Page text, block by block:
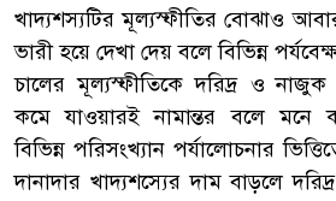
খাদ্যশস্যটির মূল্যস্ফীতির বোঝাও
ভারী হয়ে দেখা দেয় বলে বিভিন্ন
চালের মূল্যস্ফীতিকে দরিদ্র ও
কমে যাওয়ারই নামান্তর বলে মনে
বিভিন্ন পরিসংখ্যান পর্যালোচনার
দানাদার খাদ্যশস্যের দাম বাড়লে